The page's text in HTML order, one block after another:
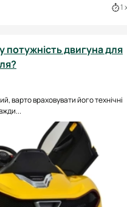
1
двигуна для
варто враховувати його технічні